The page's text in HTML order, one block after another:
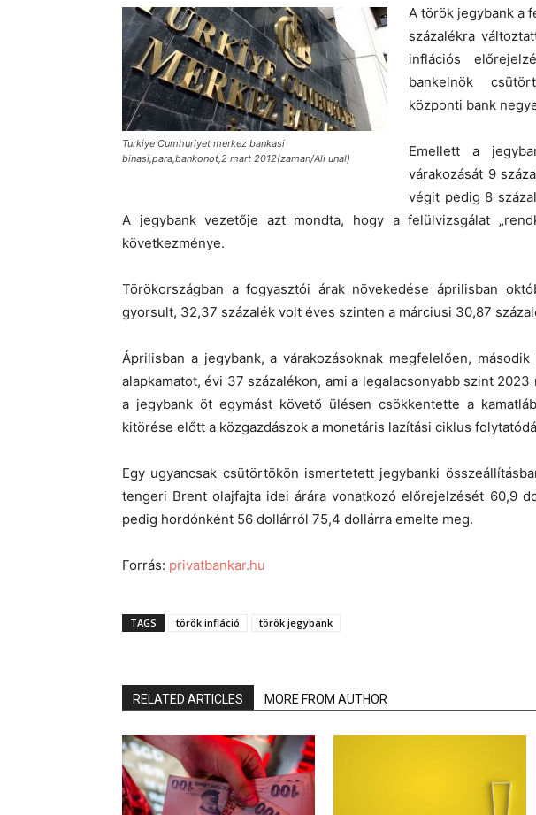
Turkiye Cumhuriyet merkez bankasi
binasi,para,bankonot,2 mart 2012(zaman/Ali unal)
A török jegybank a
százalékra
inflációs
bankelnök
központi bank
Emellett a
várakozását 9
végit pedig 8
A jegybank vezetője azt mondta, hogy a felülvizsgálat
következménye.
Törökországban a fogyasztói árak növekedése áprilisban
gyorsult, 32,37 százalék volt éves szinten a márciusi 30,87
Áprilisban a jegybank, a várakozásoknak megfelelően,
alapkamatot, évi 37 százalékon, ami a legalacsonyabb szint
a jegybank öt egymást követő ülésen csökkentette a
kitörése előtt a közgazdászok a monetáris lazítási ciklus
Egy ugyancsak csütörtökön ismertetett jegybanki
tengeri Brent olajfajta idei árára vonatkozó előrejelzését 60,9
pedig hordónként 56 dollárról 75,4 dollárra emelte meg.
Forrás: privatbankar.hu
TAGS török infláció török jegybank
RELATED ARTICLES MORE FROM AUTHOR